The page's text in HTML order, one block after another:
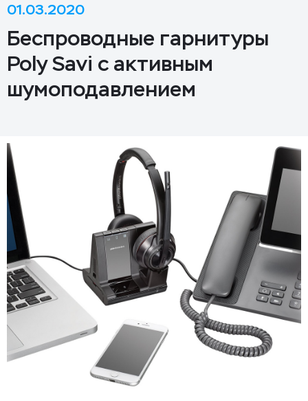
01.03.2020
Беспроводные гарнитуры
Poly Savi с активным
шумоподавлением